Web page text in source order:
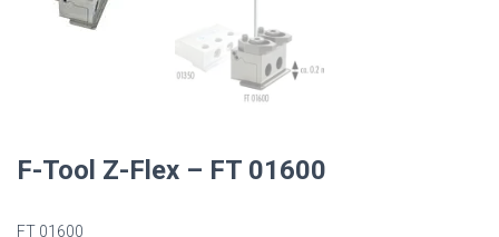
F-Tool Z-Flex – FT 01600
FT 01600